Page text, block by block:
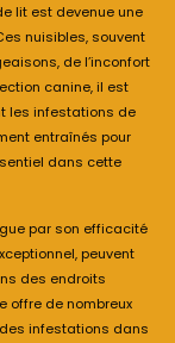
lit est devenue une
nuisibles, souvent
de l’inconfort
canine, il est
les infestations de
entraînés pour
dans cette
par son efficacité
peuvent
des endroits
offre de nombreux
infestations dans